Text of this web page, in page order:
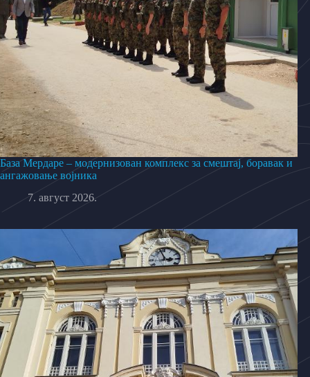
База Мердаре – модернизован комплекс за смештај, боравак и
ангажовање војника
7. август 2026.